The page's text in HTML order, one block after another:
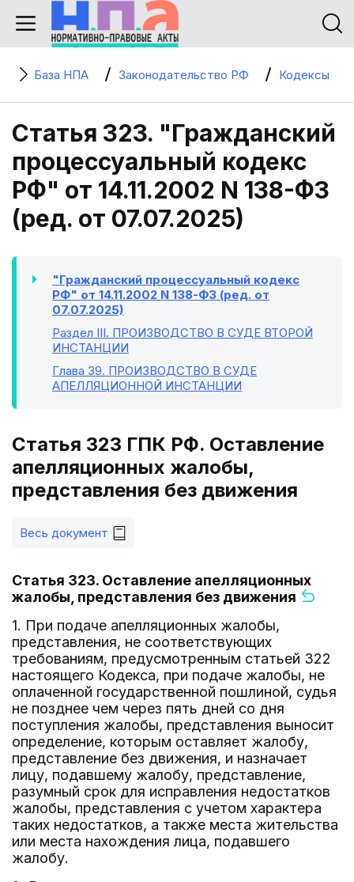
База НПА Законодательство РФ Кодексы
Статья 323. "Гражданский
процессуальный кодекс
РФ" от 14.11.2002 N 138-ФЗ
(ред. от 07.07.2025)
"Гражданский процессуальный кодекс
РФ" от 14.11.2002 N 138-ФЗ (ред. от
07.07.2025)
Раздел III. ПРОИЗВОДСТВО В СУДЕ ВТОРОЙ
ИНСТАНЦИИ
Глава 39. ПРОИЗВОДСТВО В СУДЕ
АПЕЛЛЯЦИОННОЙ ИНСТАНЦИИ
Статья 323 ГПК РФ. Оставление
апелляционных жалобы,
представления без движения
Весь документ
Статья 323. Оставление апелляционных
жалобы, представления без движения
1. При подаче апелляционных жалобы,
представления, не соответствующих
требованиям, предусмотренным статьей 322
настоящего Кодекса, при подаче жалобы, не
оплаченной государственной пошлиной, судья
не позднее чем через пять дней со дня
поступления жалобы, представления выносит
определение, которым оставляет жалобу,
представление без движения, и назначает
лицу, подавшему жалобу, представление,
разумный срок для исправления недостатков
жалобы, представления с учетом характера
таких недостатков, а также места жительства
или места нахождения лица, подавшего
жалобу.